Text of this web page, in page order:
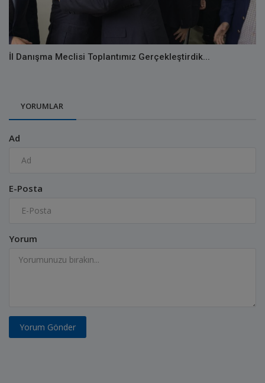
İl Danışma Meclisi Toplantımız Gerçekleştirdik...
YORUMLAR
Ad
E-Posta
Yorum
Yorum Gönder